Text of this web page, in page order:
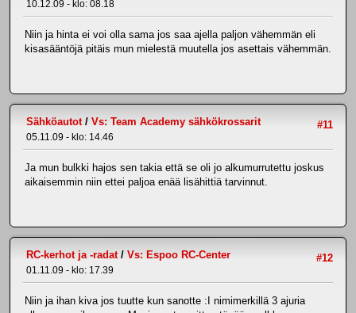
10.12.09 - klo: 08.18
Niin ja hinta ei voi olla sama jos saa ajella paljon vähemmän eli
kisasääntöjä pitäis mun mielestä muutella jos asettais vähemmän.
#11
Sähköautot/ Vs: Team Academy sähkökrossarit
05.11.09 - klo: 14.46
Ja mun bulkki hajos sen takia että se oli jo alkumurrutettu joskus
aikaisemmin niin ettei paljoa enää lisähittiä tarvinnut.
#12
RC-kerhot ja -radat/ Vs: Espoo RC-Center
01.11.09 - klo: 17.39
Niin ja ihan kiva jos tuutte kun sanotte :I nimimerkillä 3 ajuria